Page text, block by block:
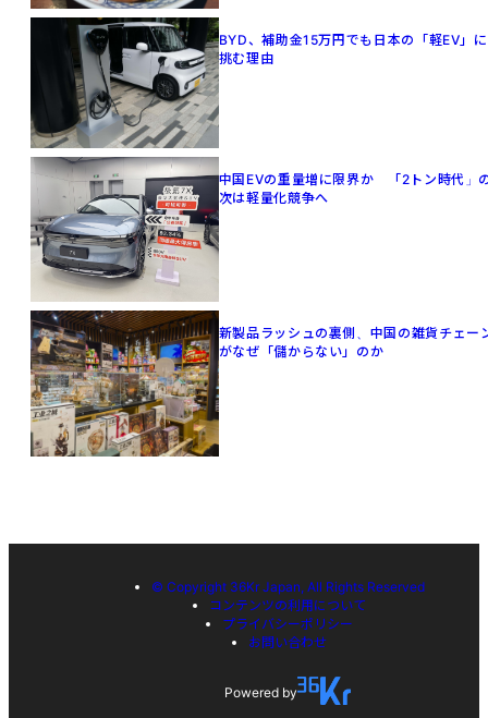
BYD、補助金15万円でも日本の「軽EV」に
挑む理由
中国EVの重量増に限界か 「2トン時代」
次は軽量化競争へ
新製品ラッシュの裏側、中国の雑貨チェー
がなぜ「儲からない」のか
© Copyright 36Kr Japan, All Rights Reserved
コンテンツの利用について
プライバシーポリシー
お問い合わせ
Powered by